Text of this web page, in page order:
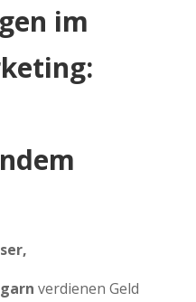
im
verdienen Geld